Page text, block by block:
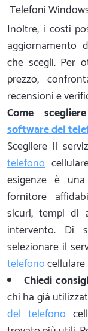
Telefoni
Inoltre, i costi
aggiornamento
che scegli. Per
prezzo,
recensioni e
Come
software del
Scegliere il
telefono
esigenze è
fornitore
sicuri, tempi di
intervento. Di
selezionare il
telefono
Chiedi
chi ha già
del telefono